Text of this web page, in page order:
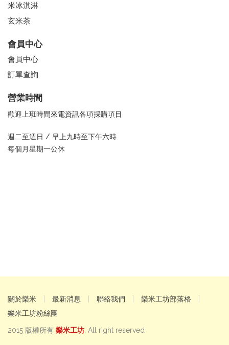
米冰淇淋
玄米茶
會員中心
會員中心
訂單查詢
營業時間
歡迎上班時間來電資訊各項採購項目
週二至週日 / 早上九時至下午六時
每個月星期一公休
關於樂米 最新消息 聯絡我們
樂米工坊部落格
樂米工坊粉絲團
2015 版權所有 樂米工坊 . All right reserved